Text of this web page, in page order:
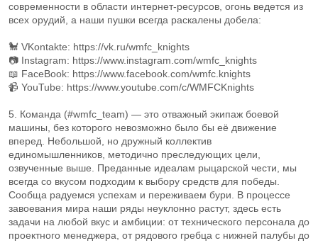
современности в области интернет-ресурсов, огонь ведется из
всех орудий, а наши пушки всегда раскалены добела:
🐩 VKontakte: https://vk.ru/wmfc_knights
📷 Instagram: https://www.instagram.com/wmfc_knights
📖 FaceBook: https://www.facebook.com/wmfc.knights
📹 YouTube: https://www.youtube.com/c/WMFCKnights
5. Команда (#wmfc_team) — это отважный экипаж боевой
машины, без которого невозможно было бы её движение
вперед. Небольшой, но дружный коллектив
единомышленников, методично преследующих цели,
озвученные выше. Преданные идеалам рыцарской чести, мы
всегда со вкусом подходим к выбору средств для победы.
Сообща радуемся успехам и переживаем бури. В процессе
завоевания мира наши ряды неуклонно растут, здесь есть
задачи на любой вкус и амбиции: от технического персонала до
проектного менеджера, от рядового гребца с нижней палубы до